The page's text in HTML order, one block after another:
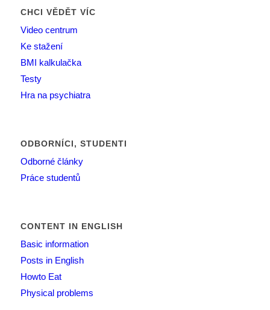
CHCI VĚDĚT VÍC
Video centrum
Ke stažení
BMI kalkulačka
Testy
Hra na psychiatra
ODBORNÍCI, STUDENTI
Odborné články
Práce studentů
CONTENT IN ENGLISH
Basic information
Posts in English
Howto Eat
Physical problems